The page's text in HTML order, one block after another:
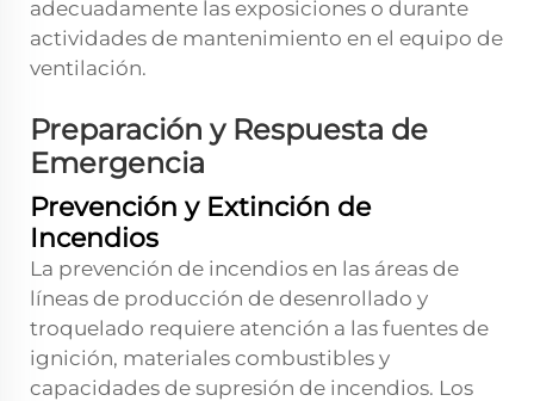
adecuadamente las exposiciones o durante
actividades de mantenimiento en el equipo de
ventilación.
Preparación y Respuesta de
Emergencia
Prevención y Extinción de
Incendios
La prevención de incendios en las áreas de
líneas de producción de desenrollado y
troquelado requiere atención a las fuentes de
ignición, materiales combustibles y
capacidades de supresión de incendios. Los